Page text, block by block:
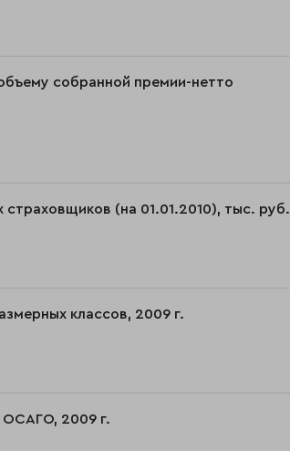
собранной премии-нетто
(на 01.01.2010), тыс. руб.
классов, 2009 г.
ОСАГО, 2009 г.